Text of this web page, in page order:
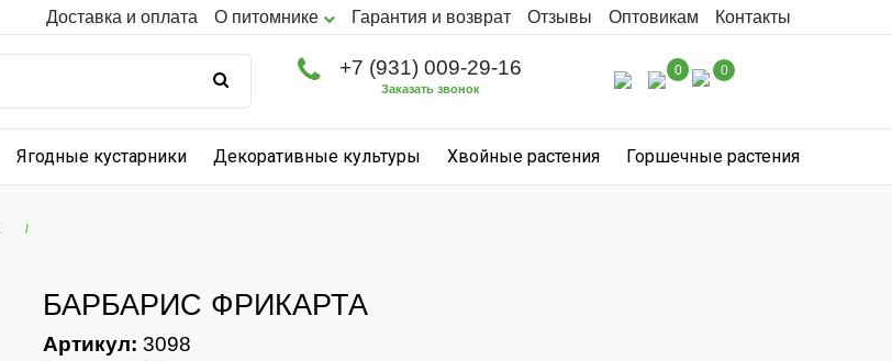
Доставка и оплата О питомнике Гарантия и возврат Отзывы Оптовикам Контакты
+7 (931) 009-29-16
Заказать звонок
0 0
Ягодные кустарники Декоративные культуры Хвойные растения Горшечные растения
БАРБАРИС ФРИКАРТА
Артикул: 3098